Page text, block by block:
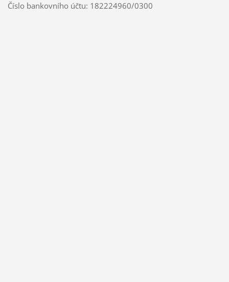
Číslo bankovního účtu: 182224960/0300